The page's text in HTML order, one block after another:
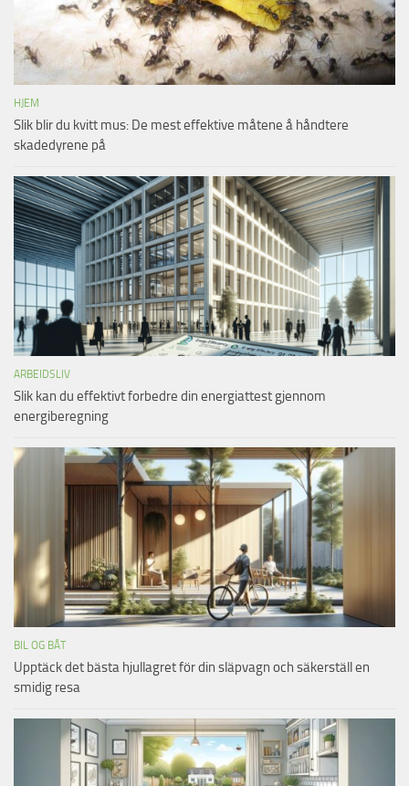
HJEM
Slik blir du kvitt mus: De mest effektive måtene å håndtere
skadedyrene på
ARBEIDSLIV
Slik kan du effektivt forbedre din energiattest gjennom
energiberegning
BIL OG BÅT
Upptäck det bästa hjullagret för din släpvagn och säkerställ en
smidig resa